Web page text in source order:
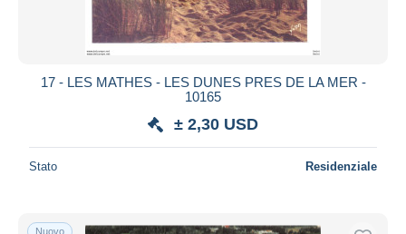
17 - LES MATHES - LES DUNES PRES DE LA MER -
10165
± 2,30 USD
Stato Residenziale
Nuovo